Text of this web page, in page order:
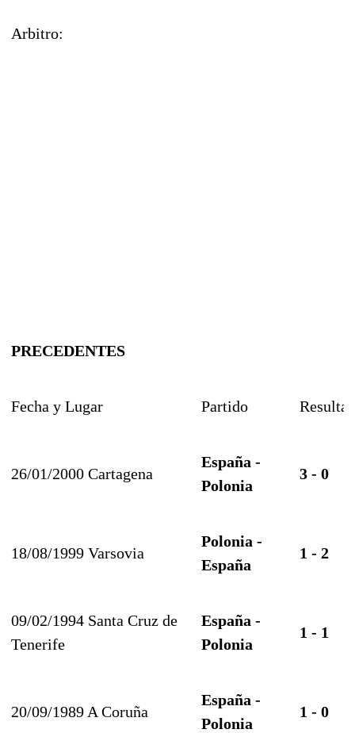
Arbitro:
PRECEDENTES
Fecha y Lugar Partido
26/01/2000 Cartagena
España -
Polonia
3 - 0
18/08/1999 Varsovia
Polonia -
España
1 - 2
09/02/1994 Santa Cruz de
Tenerife
España -
Polonia
1 - 1
20/09/1989 A Coruña
España -
Polonia
1 - 0